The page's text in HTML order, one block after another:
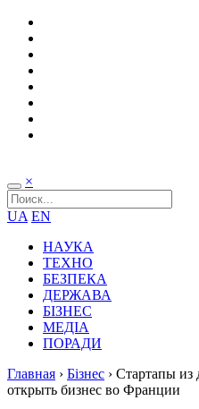
×
UA EN
НАУКА
ТЕХНО
БЕЗПЕКА
ДЕРЖАВА
БІЗНЕС
МЕДІА
ПОРАДИ
Главная › Бізнес › Стартапы из
открыть бизнес во Франции